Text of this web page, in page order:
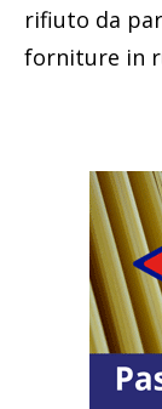
rifiuto da
forniture in